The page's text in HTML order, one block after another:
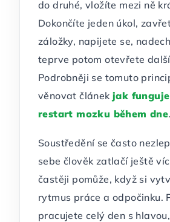
do druhé, vložíte mezi ně
Dokončíte jeden úkol,
záložky, napijete se,
teprve potom otevřete
Podrobněji se tomuto
věnovat článekjak
restart mozku během dne.
Soustředění se často
sebe člověk zatlačí ještě
častěji pomůže, když si
rytmus práce a odpočinku.
pracujete celý den s